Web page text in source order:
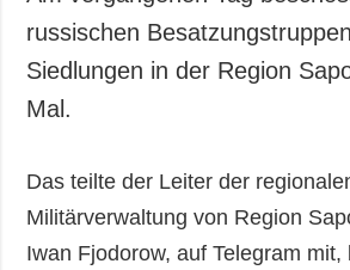
russischen
Siedlungen in der Region
Mal.
Das teilte der Leiter der
Militärverwaltung von Region
Iwan Fjodorow, auf Telegram mit,